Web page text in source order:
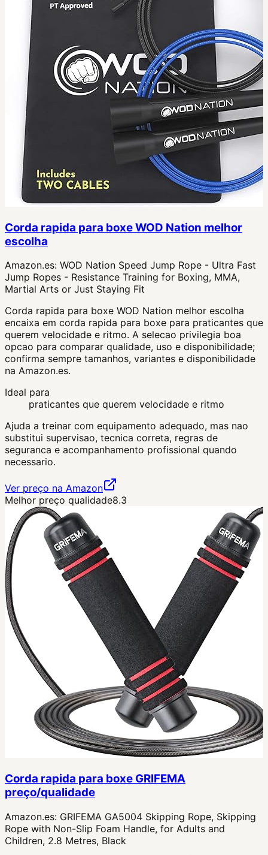
Corda rapida para boxe WOD Nation melhor
escolha
Amazon.es: WOD Nation Speed Jump Rope - Ultra Fast
Jump Ropes - Resistance Training for Boxing, MMA,
Martial Arts or Just Staying Fit
Corda rapida para boxe WOD Nation melhor escolha
encaixa em corda rapida para boxe para praticantes que
querem velocidade e ritmo. A selecao privilegia boa
opcao para comparar qualidade, uso e disponibilidade;
confirma sempre tamanhos, variantes e disponibilidade
na Amazon.es.
Ideal para
praticantes que querem velocidade e ritmo
Ajuda a treinar com equipamento adequado, mas nao
substitui supervisao, tecnica correta, regras de
seguranca e acompanhamento profissional quando
necessario.
Ver preço na Amazon
Melhor preço qualidade8.3
Corda rapida para boxe GRIFEMA
preço/qualidade
Amazon.es: GRIFEMA GA5004 Skipping Rope, Skipping
Rope with Non-Slip Foam Handle, for Adults and
Children, 2.8 Metres, Black